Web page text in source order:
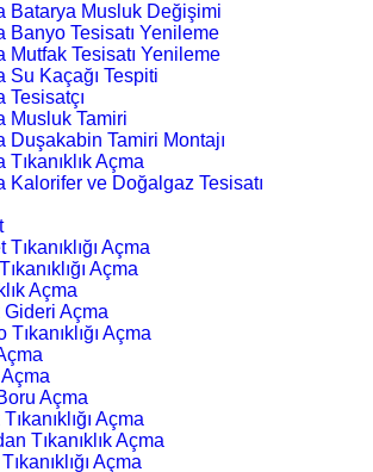
Batarya Musluk Değişimi
Banyo Tesisatı Yenileme
Mutfak Tesisatı Yenileme
Su Kaçağı Tespiti
Tesisatçı
Musluk Tamiri
Duşakabin Tamiri Montajı
Tıkanıklık Açma
Kalorifer ve Doğalgaz Tesisatı
Açma
Açma
Açma
Gideri Açma
Tıkanıklığı Açma
Açma
Açma
Tıkanıklık Açma
Açma